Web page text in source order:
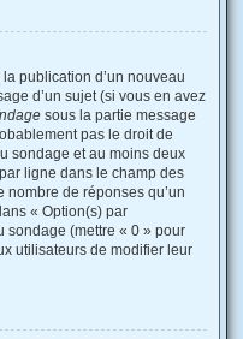
publication d’un nouveau
d’un sujet (si vous en avez
sous la partie message
pas le droit de
sondage et au moins deux
ligne dans le champ des
de réponses qu’un
« Option(s) par
sondage (mettre « 0 » pour
utilisateurs de modifier leur